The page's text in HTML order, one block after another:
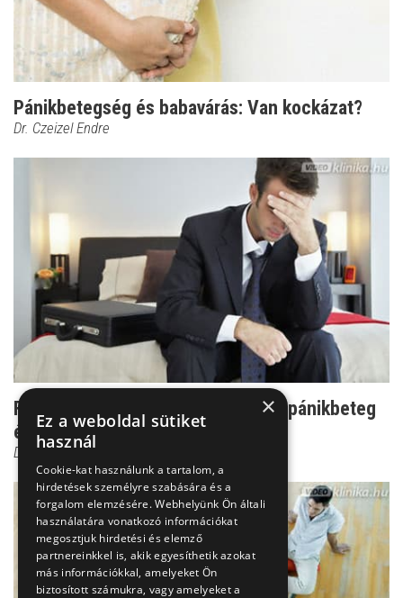
Pánikbetegség és babavárás: Van kockázat?
Dr. Czeizel Endre
Felzaklató tünetek - így romlik le a pánikbeteg
életminősége
Dr. Ormay István
×
Ez a weboldal sütiket
használ
Cookie-kat használunk a tartalom, a
hirdetések személyre szabására és a
forgalom elemzésére. Webhelyünk Ön általi
használatára vonatkozó információkat
megosztjuk hirdetési és elemző
partnereinkkel is, akik egyesíthetik azokat
más információkkal, amelyeket Ön
biztosított számukra, vagy amelyeket a